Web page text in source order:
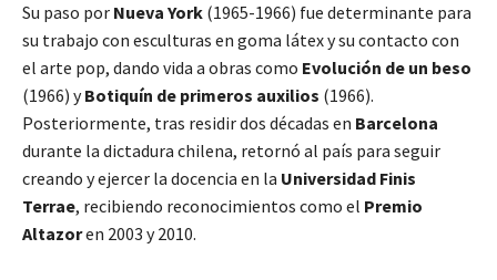
Su paso por Nueva York (1965-1966) fue determinante para
su trabajo con esculturas en goma látex y su contacto con
el arte pop, dando vida a obras como Evolución de un beso
(1966) yBotiquín de primeros auxilios (1966).
Posteriormente, tras residir dos décadas en Barcelona
durante la dictadura chilena, retornó al país para seguir
creando y ejercer la docencia en la Universidad Finis
Terrae, recibiendo reconocimientos como el Premio
Altazoren 2003 y 2010.